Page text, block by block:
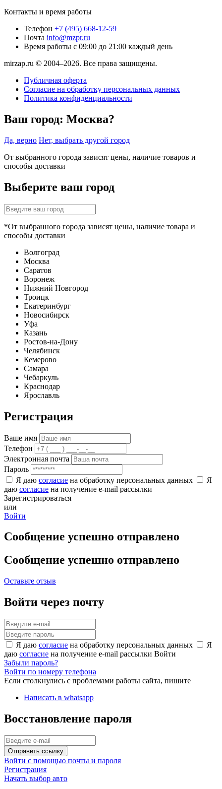
Контакты и время работы
Телефон +7 (495) 668-12-59
Почта info@mzpr.ru
Время работы с 09:00 до 21:00 каждый день
mirzap.ru © 2004–2026. Все права защищены.
Публичная оферта
Согласие на обработку персональных данных
Политика конфиденциальности
Ваш город: Москва?
Да, верно Нет, выбрать другой город
От выбранного города зависят цены, наличие товаров и
способы доставки
Выберите ваш город
*От выбранного города зависят цены, наличие товара и
способы доставки
Волгоград
Москва
Саратов
Воронеж
Нижний Новгород
Троицк
Екатеринбург
Новосибирск
Уфа
Казань
Ростов-на-Дону
Челябинск
Кемерово
Самара
Чебаркуль
Краснодар
Ярославль
Регистрация
Ваше имя
Телефон
Электронная почта
Пароль
Я даю согласие на обработку персональных данных
Я
даю согласие на получение e-mail рассылки
Зарегистрироваться
или
Войти
Сообщение успешно отправлено
Сообщение успешно отправлено
Оставьте отзыв
Войти через почту
Я даю согласие на обработку персональных данных
Я
даю согласие на получение e-mail рассылки Войти
Забыли пароль?
Войти по номеру телефона
Если столкнулись с проблемами работы сайта, пишите
Написать в whatsapp
Восстановление пароля
Отправить ссылку
Войти с помощью почты и пароля
Регистрация
Начать выбор авто